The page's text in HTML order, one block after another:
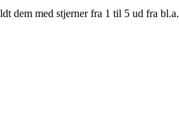
dem med stjerner fra 1 til 5 ud fra